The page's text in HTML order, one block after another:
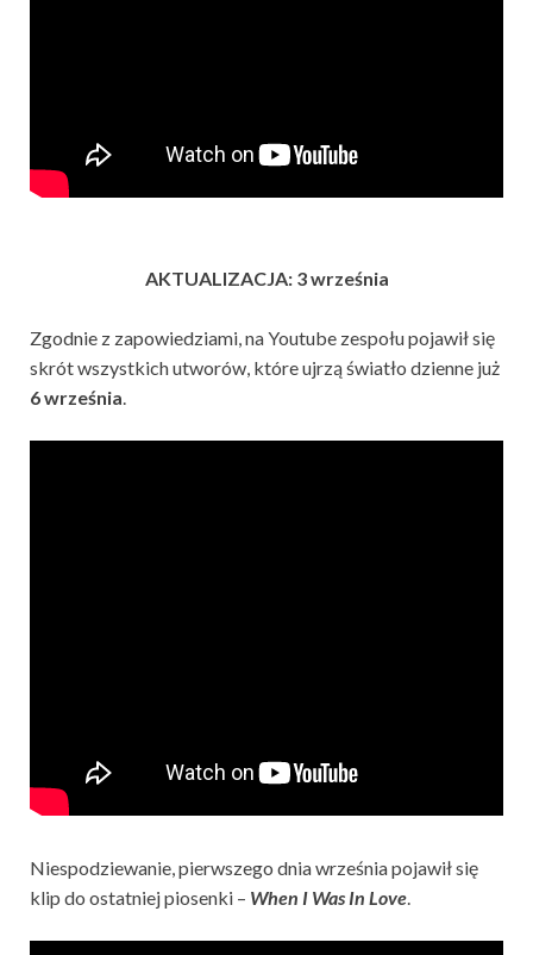
AKTUALIZACJA: 3 września
Zgodnie z zapowiedziami, na Youtube zespołu pojawił się
skrót wszystkich utworów, które ujrzą światło dzienne już
6 września
Niespodziewanie, pierwszego dnia września pojawił się
klip do ostatniej piosenki – When I Was In Love